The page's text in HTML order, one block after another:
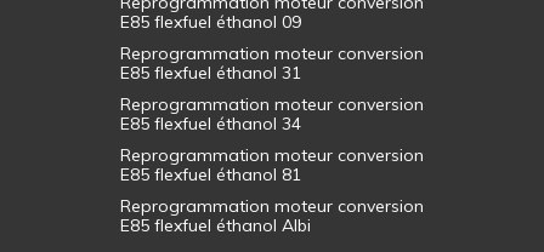
E85 flexfuel éthanol 09
Reprogrammation moteur conversion
E85 flexfuel éthanol 31
Reprogrammation moteur conversion
E85 flexfuel éthanol 34
Reprogrammation moteur conversion
E85 flexfuel éthanol 81
Reprogrammation moteur conversion
E85 flexfuel éthanol Albi